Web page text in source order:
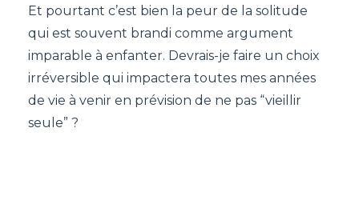
Et pourtant c’est bien la peur de la solitude
qui est souvent brandi comme argument
imparable à enfanter. Devrais-je faire un choix
irréversible qui impactera toutes mes années
de vie à venir en prévision de ne pas “vieillir
seule” ?